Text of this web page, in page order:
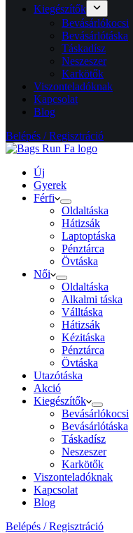
Kiegészítők
Bevásárlókocsi
Bevásárlótáska
Táskadísz
Neszeszer
Karkötők
Viszonteladóknak
Kapcsolat
Blog
Belépés / Regisztráció
Új
Gyerek
Férfi
Oldaltáska
Hátizsák
Laptoptáska
Pénztárca
Övtáska
Női
Oldaltáska
Alkalmi táska
Válltáska
Hátizsák
Kézitáska
Pénztárca
Övtáska
Utazótáska
Akció
Kiegészítők
Bevásárlókocsi
Bevásárlótáska
Táskadísz
Neszeszer
Karkötők
Viszonteladóknak
Kapcsolat
Blog
Belépés / Regisztráció